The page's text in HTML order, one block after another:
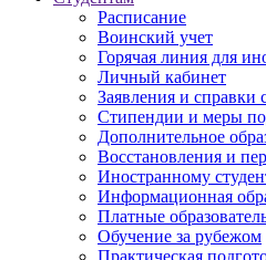
Расписание
Воинский учет
Горячая линия для
Личный кабинет
Заявления и справки
Стипендии и меры
Дополнительное
Восстановления и
Иностранному
Информационная
Платные
Обучение за рубежом
Практическая